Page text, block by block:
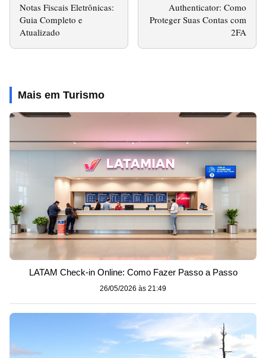
Notas Fiscais Eletrônicas:
Guia Completo e
Atualizado
Authenticator: Como
Proteger Suas Contas com
2FA
Mais em Turismo
LATAM Check-in Online: Como Fazer Passo a Passo
26/05/2026 às 21:49